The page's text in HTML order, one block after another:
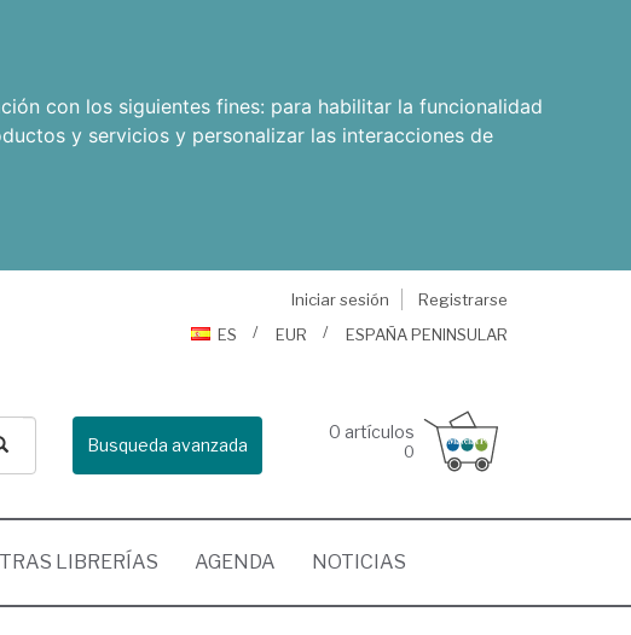
con los siguientes fines: para habilitar la funcionalidad
y servicios y personalizar las interacciones de
Iniciar sesión
Registrarse
ES
EUR ESPAÑA PENINSULAR
Busqueda avanzada
0 artículos
0
LIBRERÍAS AGENDA NOTICIAS